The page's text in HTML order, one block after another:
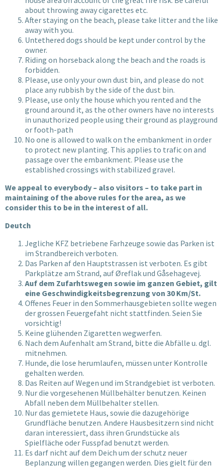
about throwing away cigarettes etc.
After staying on the beach, please take litter and the like
away with you.
Untethered dogs should be kept under control by the
owner.
Riding on horseback along the beach and the roads is
forbidden.
Please, use only your own dust bin, and please do not
place any rubbish by the side of the dust bin.
Please, use only the house which you rented and the
ground around it, as the other owners have no interests
in unauthorized people using their ground as playground
or footh-path
No one is allowed to walk on the embankment in order
to protect new planting. This applies to trafic on and
passage over the embankment. Please use the
established crossings with stabilized gravel.
We appeal to everybody – also visitors – to take part in
maintaining of the above rules for the area, as we
consider this to be in the interest of all.
Deutch
Jegliche KFZ betriebene Farhzeuge sowie das Parken ist
im Strandbereich verboten.
Das Parken af den Hauptstrassen ist verboten. Es gibt
Parkplätze am Strand, auf Øreflak und Gåsehagevej.
Auf dem Zufarhtswegen sowie im ganzen Gebiet, gilt
eine Geschwindigkeitsbegrenzung von 30 Km/St.
Offenes Feuer in den Sommerhausgebieten sollte wegen
der grossen Feuergefaht nicht stattfinden. Seien Sie
vorsichtig!
Keine glühenden Zigaretten wegwerfen.
Nach dem Aufenhalt am Strand, bitte die Abfälle u. dgl.
mitnehmen.
Hunde, die lose herumlaufen, müssen unter Kontrolle
gehalten werden.
Das Reiten auf Wegen und im Strandgebiet ist verboten.
Nur die vorgesehenen Müllbehälter benutzen. Keinen
Abfall neben dem Müllbehalter stellen.
Nur das gemietete Haus, sowie die dazugehörige
Grundfläche benutzen. Andere Hausbesitzern sind nicht
daran interessiert, dass ihren Grundstücke als
Spielfläche oder Fusspfad benutzt werden.
Es darf nicht auf dem Deich um der schutz neuer
Beplanzung willen gegangen werden. Dies gielt für den